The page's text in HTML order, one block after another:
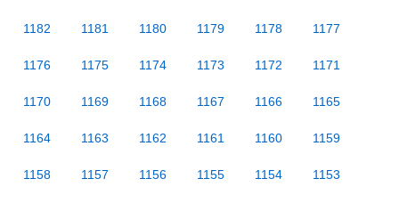
1182 1181 1180 1179 1178 1177
1176 1175 1174 1173 1172 1171
1170 1169 1168 1167 1166 1165
1164 1163 1162 1161 1160 1159
1158 1157 1156 1155 1154 1153